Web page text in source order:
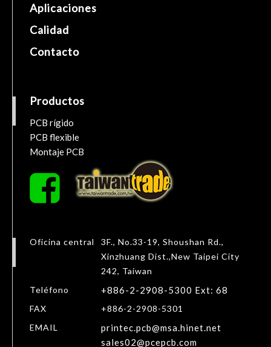
Aplicaciones
Calidad
Contacto
Productos
PCB rígido
PCB flexible
Montaje PCB
Oficina central
3F., No.33-19, Shoushan Rd.,
Xinzhuang Dist.,New Taipei City
242, Taiwan
Teléfono
+886-2-2908-5300 Ext: 68
FAX
+886-2-2908-5301
EMAIL
printec.pcb@msa.hinet.net
sales02@pcepcb.com